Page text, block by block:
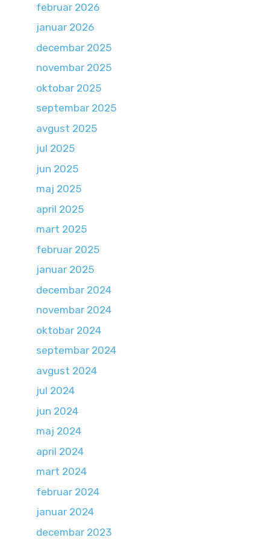
februar 2026
januar 2026
decembar 2025
novembar 2025
oktobar 2025
septembar 2025
avgust 2025
jul 2025
jun 2025
maj 2025
april 2025
mart 2025
februar 2025
januar 2025
decembar 2024
novembar 2024
oktobar 2024
septembar 2024
avgust 2024
jul 2024
jun 2024
maj 2024
april 2024
mart 2024
februar 2024
januar 2024
decembar 2023